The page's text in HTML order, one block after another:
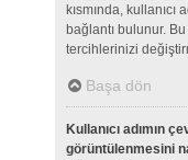
kısmında, kullanıcı
bağlantı bulunur. Bu
tercihlerinizi
Başa dön
Kullanıcı adımın
görüntülenmesini